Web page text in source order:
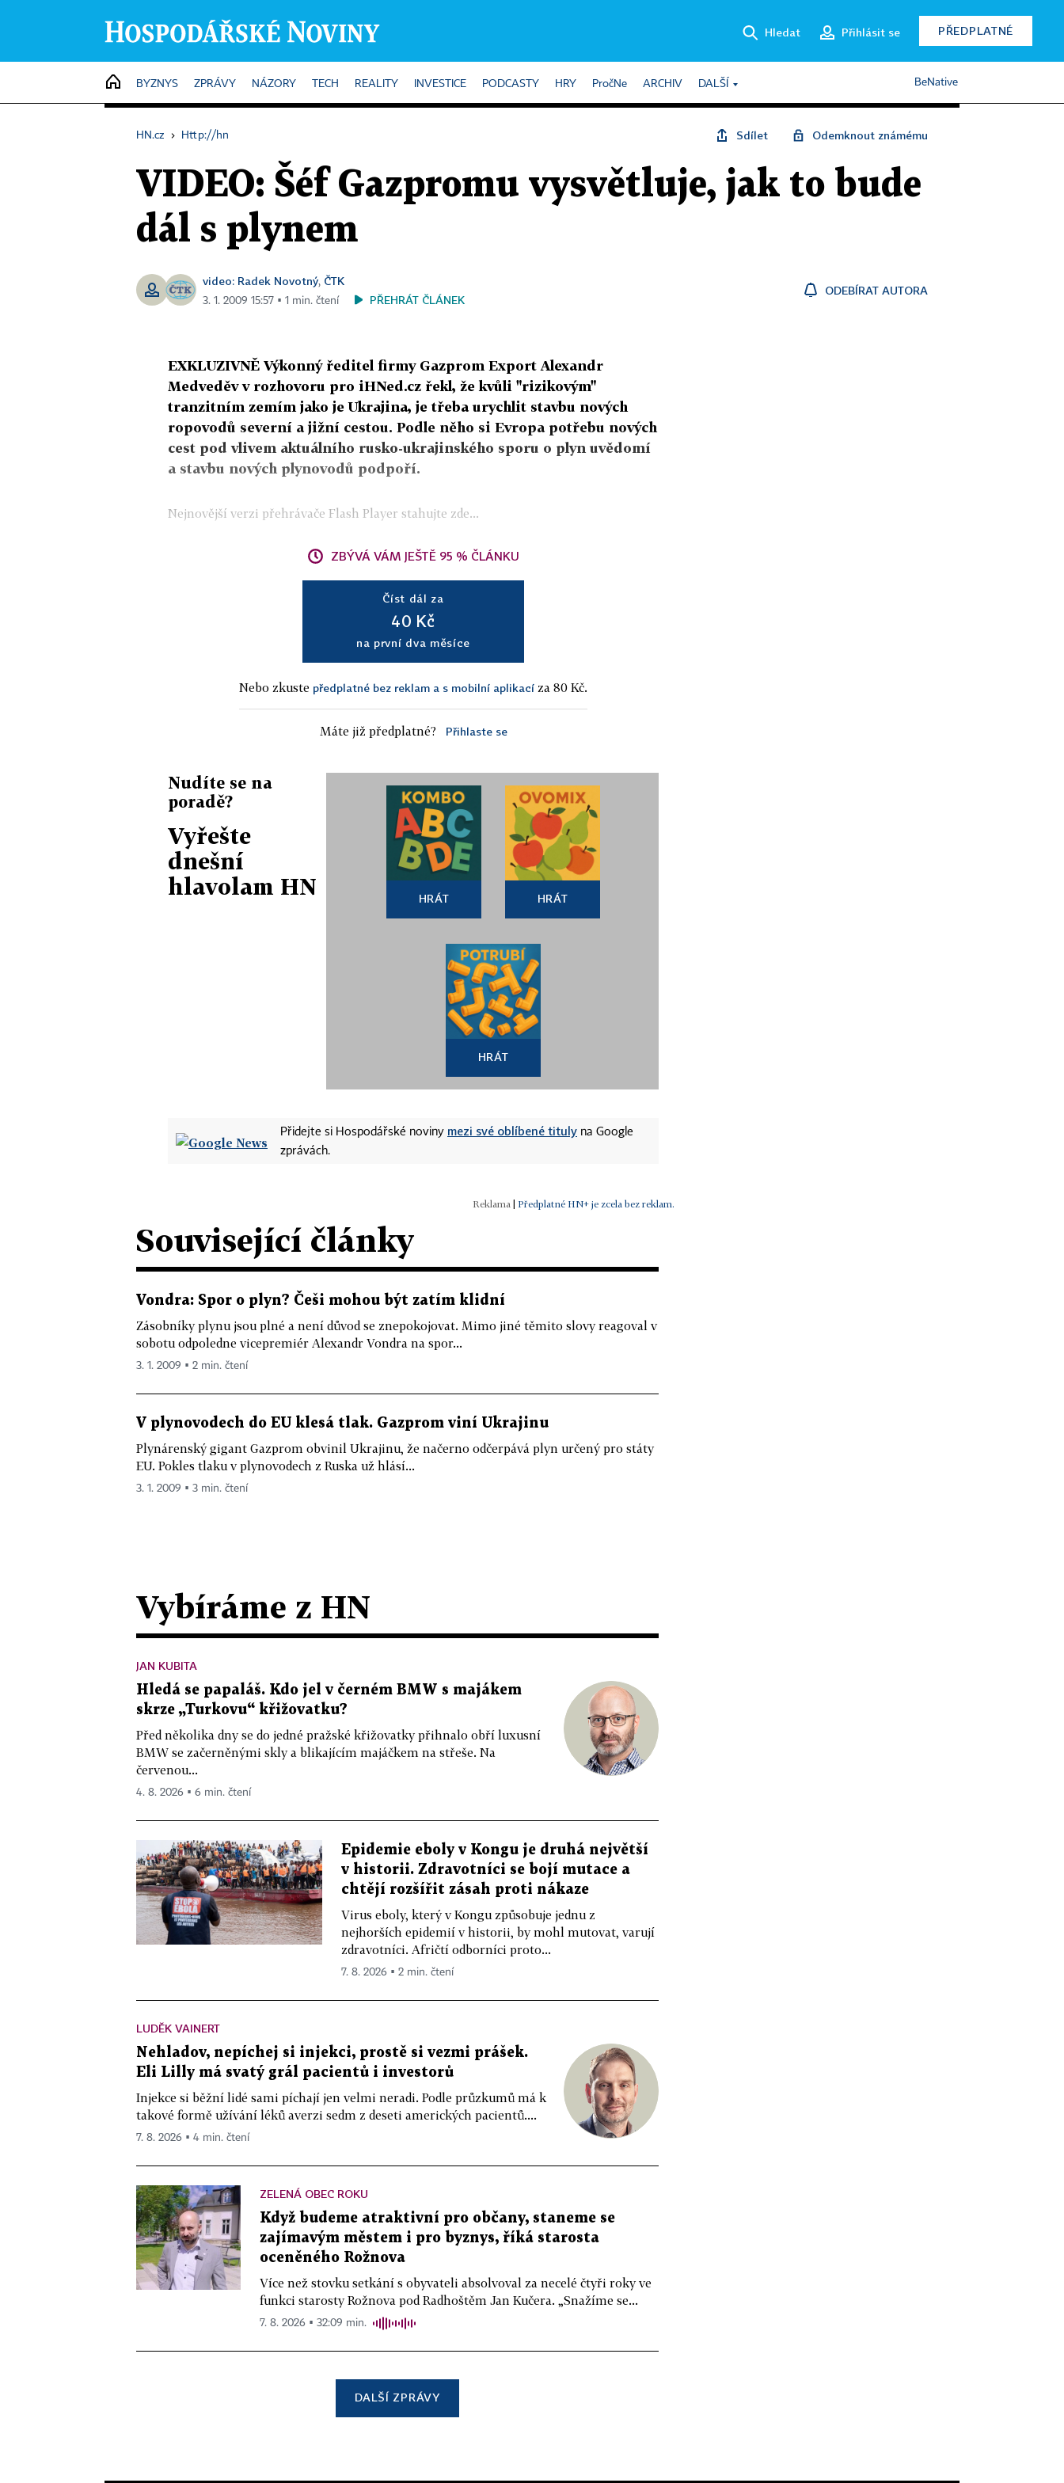
Hledat Přihlásit se PŘEDPLATNÉ
HOME
BYZNYS ZPRÁVY NÁZORY TECH REALITY INVESTICE PODCASTY HRY PročNe ARCHIV DALŠÍ BeNative
HN.cz › Http://hn Sdílet Odemknout známému
VIDEO: Šéf Gazpromu vysvětluje, jak to bude
dál s plynem
video: Radek Novotný, ČTK
3. 1. 2009 15:57 ▪ 1 min. čtení PŘEHRÁT ČLÁNEK
ODEBÍRAT AUTORA
EXKLUZIVNĚ Výkonný ředitel firmy Gazprom Export Alexandr
Medveděv v rozhovoru pro iHNed.cz řekl, že kvůli "rizikovým"
tranzitním zemím jako je Ukrajina, je třeba urychlit stavbu nových
ropovodů severní a jižní cestou. Podle něho si Evropa potřebu nových
cest pod vlivem aktuálního rusko-ukrajinského sporu o plyn uvědomí
a stavbu nových plynovodů podpoří.
Nejnovější verzi přehrávače Flash Player stahujte zde...
ZBÝVÁ VÁM JEŠTĚ 95 % ČLÁNKU
Číst dál za
40 Kč
na první dva měsíce
Nebo zkuste předplatné bez reklam a s mobilní aplikací za 80 Kč.
Máte již předplatné? Přihlaste se
Nudíte se na
poradě?
Vyřešte
dnešní
hlavolam HN
HRÁT HRÁT
HRÁT
Přidejte si Hospodářské noviny mezi své oblíbené tituly na Google
zprávách.
Předplatné HN+ je zcela bez reklam.
Související články
Vondra: Spor o plyn? Češi mohou být zatím klidní
Zásobníky plynu jsou plné a není důvod se znepokojovat. Mimo jiné těmito slovy reagoval v
sobotu odpoledne vicepremiér Alexandr Vondra na spor...
3. 1. 2009 ▪ 2 min. čtení
V plynovodech do EU klesá tlak. Gazprom viní Ukrajinu
Plynárenský gigant Gazprom obvinil Ukrajinu, že načerno odčerpává plyn určený pro státy
EU. Pokles tlaku v plynovodech z Ruska už hlásí...
3. 1. 2009 ▪ 3 min. čtení
Vybíráme z HN
JAN KUBITA
Hledá se papaláš. Kdo jel v černém BMW s majákem
skrze „Turkovu“ křižovatku?
Před několika dny se do jedné pražské křižovatky přihnalo obří luxusní
BMW se začerněnými skly a blikajícím majáčkem na střeše. Na
červenou...
4. 8. 2026 ▪ 6 min. čtení
Epidemie eboly v Kongu je druhá největší
v historii. Zdravotníci se bojí mutace a
chtějí rozšířit zásah proti nákaze
Virus eboly, který v Kongu způsobuje jednu z
nejhorších epidemií v historii, by mohl mutovat, varují
zdravotníci. Afričtí odborníci proto...
7. 8. 2026 ▪ 2 min. čtení
LUDĚK VAINERT
Nehladov, nepíchej si injekci, prostě si vezmi prášek.
Eli Lilly má svatý grál pacientů i investorů
Injekce si běžní lidé sami píchají jen velmi neradi. Podle průzkumů má k
takové formě užívání léků averzi sedm z deseti amerických pacientů....
7. 8. 2026 ▪ 4 min. čtení
ZELENÁ OBEC ROKU
Když budeme atraktivní pro občany, staneme se
zajímavým městem i pro byznys, říká starosta
oceněného Rožnova
Více než stovku setkání s obyvateli absolvoval za necelé čtyři roky ve
funkci starosty Rožnova pod Radhoštěm Jan Kučera. „Snažíme se...
7. 8. 2026 ▪ 32:09 min.
DALŠÍ ZPRÁVY